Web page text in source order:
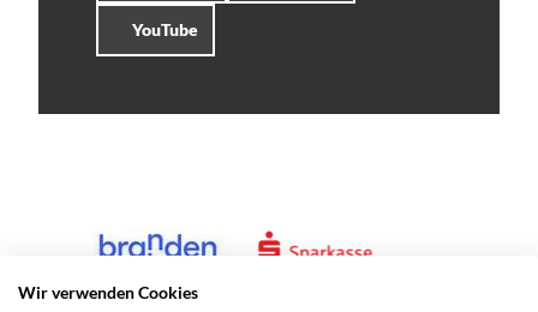
YouTube
Wir verwenden Cookies